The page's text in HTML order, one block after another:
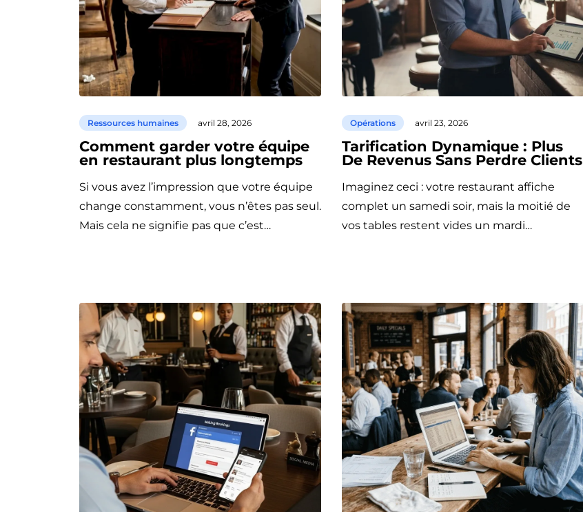
Ressources humaines avril 28, 2026
Comment garder votre équipe
en restaurant plus longtemps
Si vous avez l’impression que votre équipe
change constamment, vous n’êtes pas seul.
Mais cela ne signifie pas que c’est…
Opérations avril 23, 2026
Tarification Dynamique : Plus
De Revenus Sans Perdre Clients
Imaginez ceci : votre restaurant affiche
complet un samedi soir, mais la moitié de
vos tables restent vides un mardi…